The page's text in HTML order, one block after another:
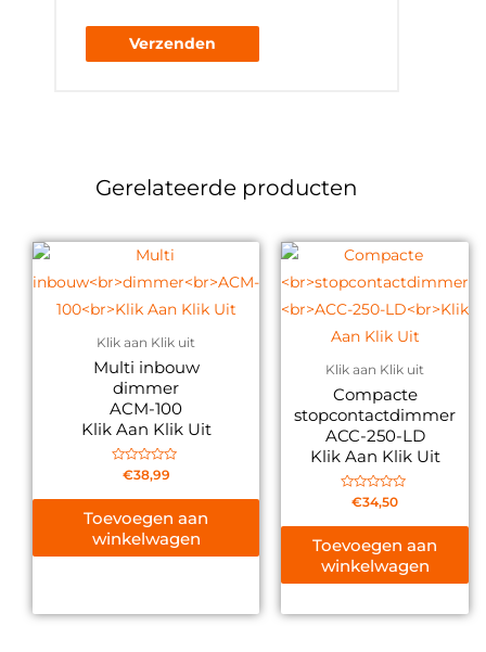
Gerelateerde producten
Klik aan Klik uit
Multi inbouw
dimmer
ACM-100
Klik Aan Klik Uit
Gewaardeerd
€38,99
Toevoegen aan
winkelwagen
Klik aan Klik uit
Compacte
stopcontactdimmer
ACC-250-LD
Klik Aan Klik Uit
Gewaardeerd
€34,50
Toevoegen aan
winkelwagen